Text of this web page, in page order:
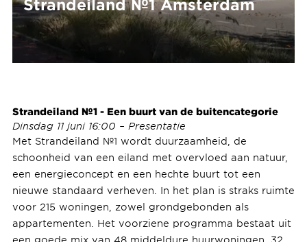
Strandeiland №1 Amsterdam
Strandeiland №1 - Een buurt van de buitencategorie
Dinsdag 11 juni 16:00 – Presentatie
Met Strandeiland №1 wordt duurzaamheid, de
schoonheid van een eiland met overvloed aan natuur,
een energieconcept en een hechte buurt tot een
nieuwe standaard verheven. In het plan is straks ruimte
voor 215 woningen, zowel grondgebonden als
appartementen. Het voorziene programma bestaat uit
een goede mix van 48 middeldure huurwoningen, 32